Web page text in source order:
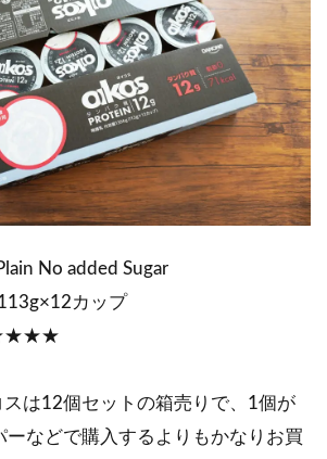
No added Sugar
カップ
スは12個セットの箱売りで、1個が
ーなどで購入するよりもかなりお買